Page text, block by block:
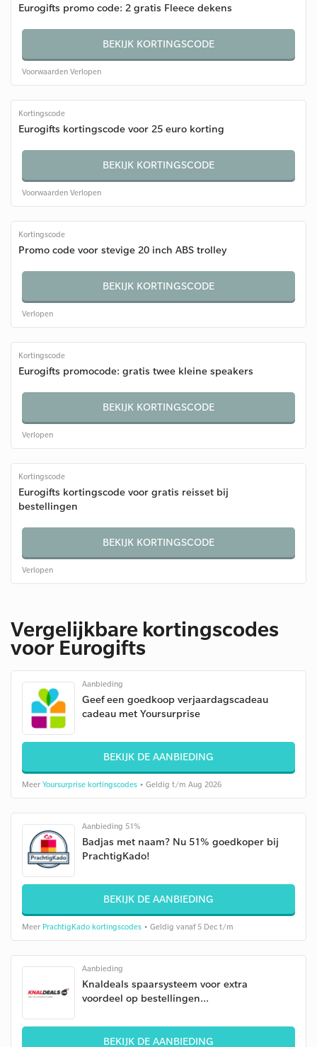
Eurogifts promo code: 2 gratis Fleece dekens
BEKIJK KORTINGSCODE
Voorwaarden Verlopen
Kortingscode
Eurogifts kortingscode voor 25 euro korting
BEKIJK KORTINGSCODE
Voorwaarden Verlopen
Kortingscode
Promo code voor stevige 20 inch ABS trolley
BEKIJK KORTINGSCODE
Verlopen
Kortingscode
Eurogifts promocode: gratis twee kleine speakers
BEKIJK KORTINGSCODE
Verlopen
Kortingscode
Eurogifts kortingscode voor gratis reisset bij
bestellingen
BEKIJK KORTINGSCODE
Verlopen
Vergelijkbare kortingscodes
voor Eurogifts
Aanbieding
Geef een goedkoop verjaardagscadeau
cadeau met Yoursurprise
BEKIJK DE AANBIEDING
Meer Yoursurprise kortingscodes • Geldig t/m Aug 2026
Aanbieding 51%
Badjas met naam? Nu 51% goedkoper bij
PrachtigKado!
BEKIJK DE AANBIEDING
Meer PrachtigKado kortingscodes • Geldig vanaf 5 Dec t/m
Aanbieding
Knaldeals spaarsysteem voor extra
voordeel op bestellingen...
BEKIJK DE AANBIEDING